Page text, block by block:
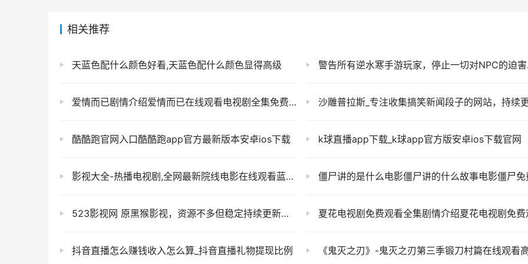
相关推荐
天蓝色配什么颜色好看,天蓝色配什么颜色显得高级 警告所有逆水寒手游玩家，停止一切对NPC的迫害，一半NPC已经抑郁
爱情而已剧情介绍爱情而已在线观看电视剧全集免费播放-茶杯狐 沙雕普拉斯_专注收集搞笑新闻段子的网站，持续更新的爆笑内容让你乐不
酷酷跑官网入口酷酷跑app官方最新版本安卓ios下载 k球直播app下载_k球app官方版安卓ios下载官网
影视大全-热播电视剧,全网最新院线电影在线观看蓝光1080P 僵尸讲的是什么电影僵尸讲的什么故事电影僵尸免费观
523影视网 原黑猴影视，资源不多但稳定持续更新，是少有支持下载的站点！ 夏花电视剧免费观看全集剧情介绍夏花电视剧免费观看全集高清在线
抖音直播怎么赚钱收入怎么算_抖音直播礼物提现比例 《鬼灭之刃》-鬼灭之刃第三季锻刀村篇在线观看高清全集完整